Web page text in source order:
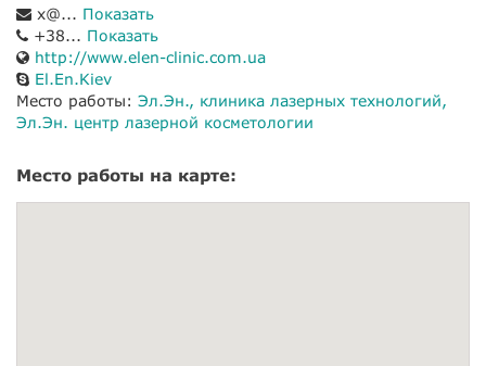
x@... Показать
+38... Показать
http://www.elen-clinic.com.ua
El.En.Kiev
Место работы: Эл.Эн., клиника лазерных технологий
Эл.Эн. центр лазерной косметологии
Место работы на карте: